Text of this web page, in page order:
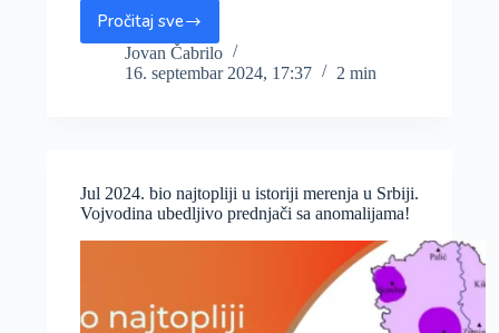
Pročitaj sve
Stiže
POPLAVNI
TALAS
porastu,
ali
rizika
(VIDEO)
Jovan Čabrilo
16. septembar 2024, 17:37
2 min
Jul 2024. bio najtopliji u istoriji merenja u Srbiji.
Vojvodina ubedljivo prednjači sa anomalijama!